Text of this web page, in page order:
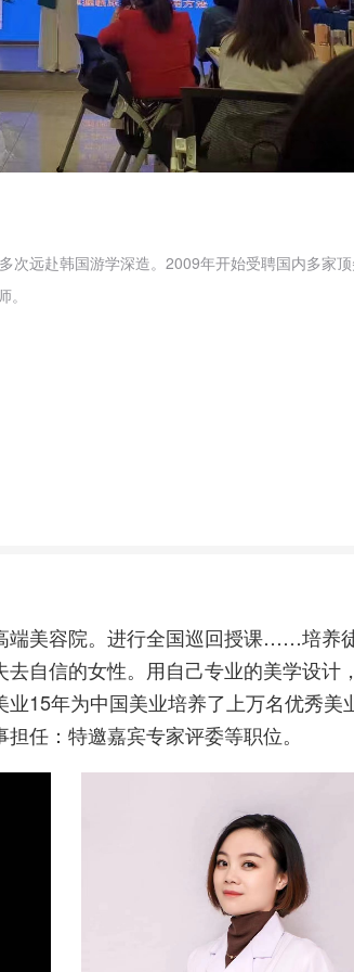
次远赴韩国游学深造。2009年开始受聘国内多家
端美容院。进行全国巡回授课……培养
自信的女性。用自己专业的美学设计
15年为中国美业培养了上万名优秀美
任：特邀嘉宾专家评委等职位。